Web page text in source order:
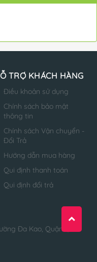
TRỢ KHÁCH HÀNG
Điều khoản sử dụng
Chính sách bảo mật
thông tin
Chính sách Vận chuyển -
Đổi Trả
Hướng dẫn mua hàng
Qui định thanh toán
Qui định đổi trả
Đa Kao, Quận 1,